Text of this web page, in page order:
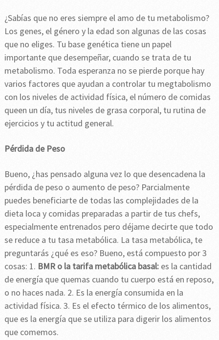
¿Sabías que no eres siempre el amo de tu metabolismo?
Los genes, el género y la edad son algunas de las cosas
que no eliges. Tu base genética tiene un papel
importante que desempeñar, cuando se trata de tu
metabolismo. Toda esperanza no se pierde porque hay
varios factores que ayudan a controlar tu megtabolismo
con los niveles de actividad física, el número de comidas
queen un día, tus niveles de grasa corporal, tu rutina de
ejercicios y tu actitud general.
Pérdida de Peso
Bueno, ¿has pensado alguna vez lo que desencadena la
pérdida de peso o aumento de peso? Parcialmente
puedes beneficiarte de todas las complejidades de la
dieta loca y comidas preparadas a partir de tus chefs,
especialmente entrenados pero déjame decirte que todo
se reduce a tu tasa metabólica. La tasa metabólica, te
preguntarás ¿qué es eso? Bueno, está compuesto por 3
cosas: 1. BMR o la tarifa metabólica basal:es la cantidad
de energía que quemas cuando tu cuerpo está en reposo,
o no haces nada. 2. Es la energía consumida en la
actividad física. 3. Es el efecto térmico de los alimentos,
que es la energía que se utiliza para digerir los alimentos
que comemos.